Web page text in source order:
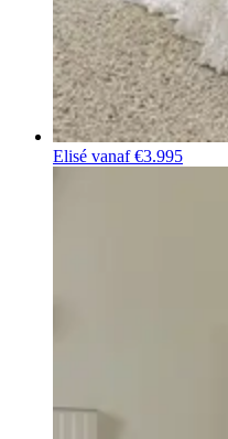
Elisé vanaf €3.995